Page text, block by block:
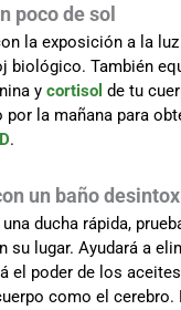
poco de sol
la exposición a la
biológico. También
y cortisol de tu
por la mañana para
.
un baño
ducha rápida,
su lugar. Ayudará a
el poder de los
como el cerebro.